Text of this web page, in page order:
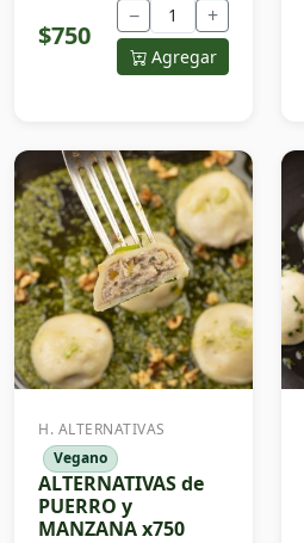
$750
− +
Agregar
H. ALTERNATIVAS
Vegano
ALTERNATIVAS de
PUERRO y
MANZANA x750